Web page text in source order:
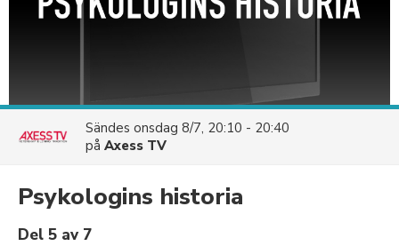
Sändes onsdag 8/7, 20:10 - 20:40
på Axess TV
Psykologins historia
Del 5 av 7